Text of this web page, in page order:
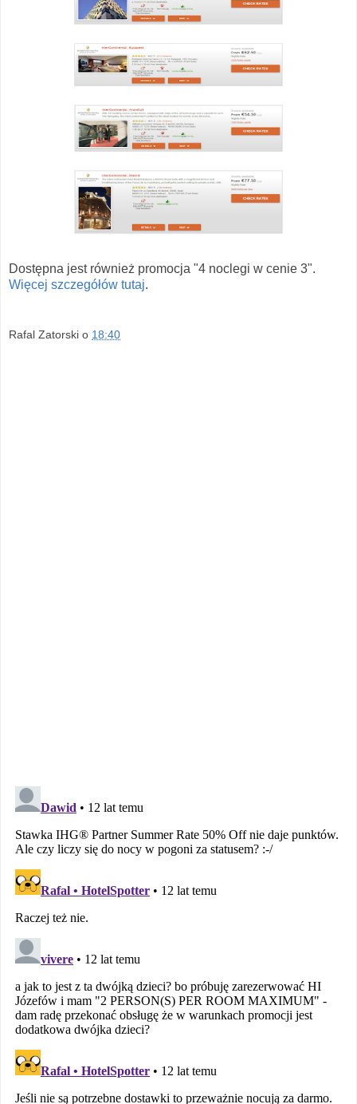
Dostępna jest również promocja "4 noclegi w cenie 3".
Więcej szczegółów tutaj.
Rafal Zatorski o 18:40